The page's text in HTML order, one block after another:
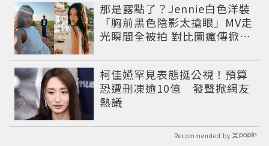
那是露點了？Jennie白色洋裝
「胸前黑色陰影太搶眼」MV走
光瞬間全被拍 對比圖瘋傳掀論
柯佳嬿罕見表態挺公視！預算
恐遭刪凍逾10億 發聲掀網友
熱議
Recommended by